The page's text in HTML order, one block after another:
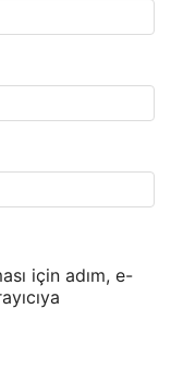
için adım, e-